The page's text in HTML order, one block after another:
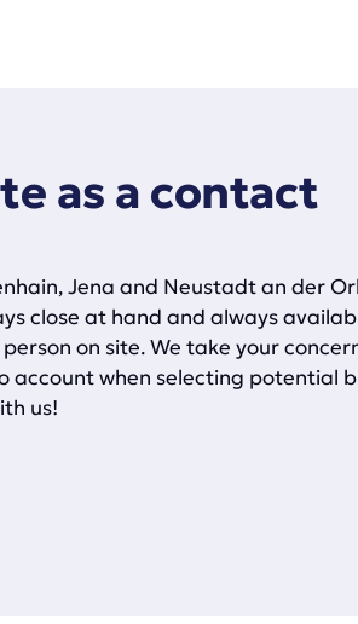
as a contact
Jena and Neustadt an der
close at hand and always
on site. We take your
account when selecting potential
us!